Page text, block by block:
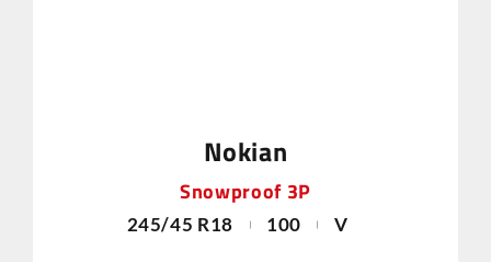
Nokian
Snowproof 3P
245/45 R18 100 V